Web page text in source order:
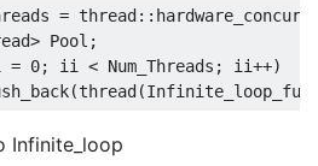
= thread::
Pool ;
= 0; ii < Num_Threads ; ii++)
(thread(
Infinite_loop